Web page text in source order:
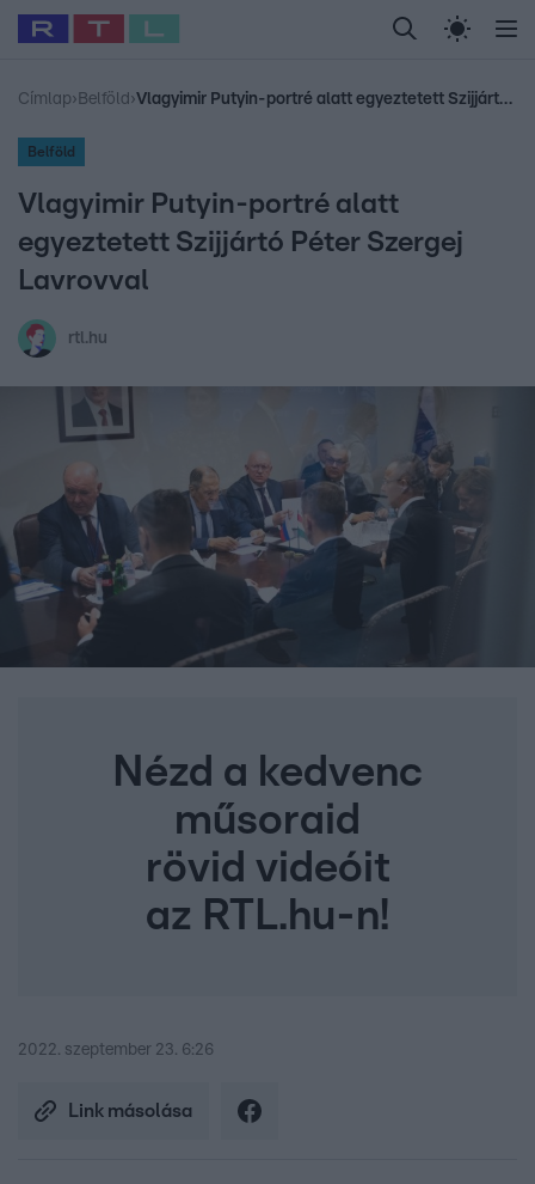
Legfrissebb RTL Híradó Randi Celeb vagyok,
Babits Marcella Most Wanted Gallusz
Címlap› Belföld › Vlagyimir Putyin-portré alatt egyeztetett Szijjártó Péter Szergej Lavrovval
Belföld
Vlagyimir Putyin-portré alatt
egyeztetett Szijjártó Péter Szergej
Lavrovval
rtl.hu
Nézd a kedvenc
műsoraid
rövid videóit
az RTL.hu-n!
2022. szeptember 23. 6:26
Link másolása